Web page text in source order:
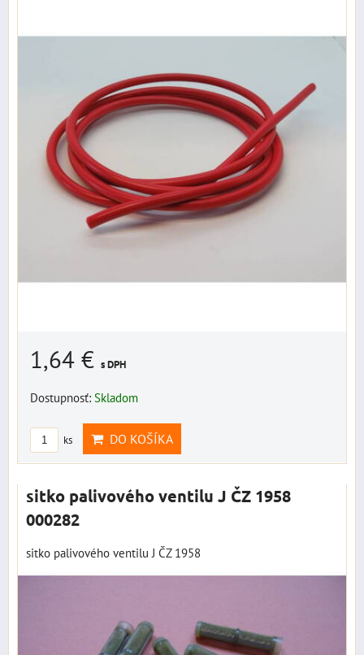
1,64 € s DPH
Dostupnosť: Skladom
ks DO KOŠÍKA
sitko palivového ventilu J ČZ 1958
000282
sitko palivového ventilu J ČZ 1958